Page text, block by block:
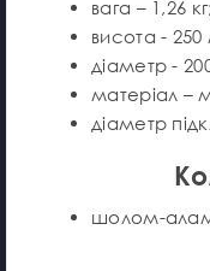
вага – 1,26 кг;
висота -
діаметр -
матеріал –
діаметр
шолом-